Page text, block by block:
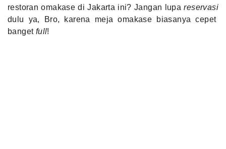
restoran omakase di Jakarta ini? Jangan lupareservasi
dulu ya, Bro, karena meja omakase biasanya cepet
banget full!